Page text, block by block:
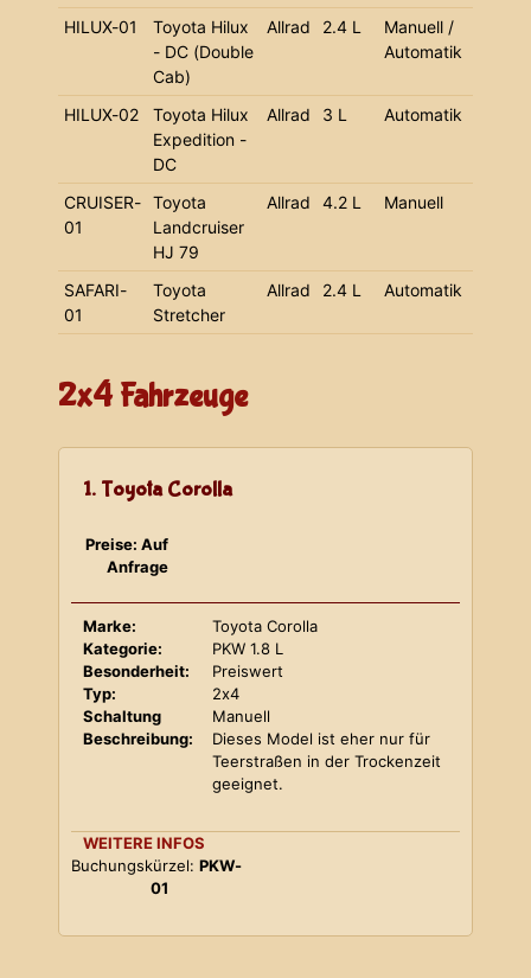
HILUX-01
Toyota Hilux
- DC (Double
Cab)
Allrad 2.4 L
Manuell /
Automatik
HILUX-02
Toyota Hilux
Expedition -
DC
Allrad 3 L Automatik
CRUISER-
01
Toyota
Landcruiser
HJ 79
Allrad 4.2 L Manuell
SAFARI-
01
Toyota
Stretcher
Allrad 2.4 L Automatik
2x4 Fahrzeuge
1. Toyota Corolla
Preise: Auf
Anfrage
Marke:
Toyota Corolla
Kategorie:
PKW 1.8 L
Besonderheit:
Preiswert
Typ:
2x4
Schaltung
Manuell
Beschreibung:
Dieses Model ist eher nur für
Teerstraßen in der Trockenzeit
geeignet.
WEITERE INFOS
Buchungskürzel: PKW-
01